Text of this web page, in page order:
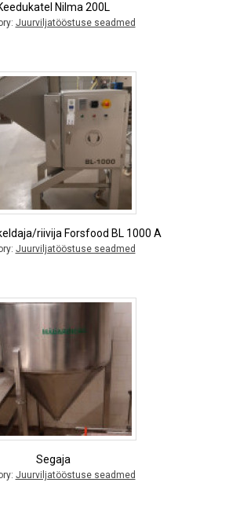
Nilma 200L
Juurviljatööstuse seadmed
riivija Forsfood BL 1000 A
Juurviljatööstuse seadmed
Segaja
Juurviljatööstuse seadmed